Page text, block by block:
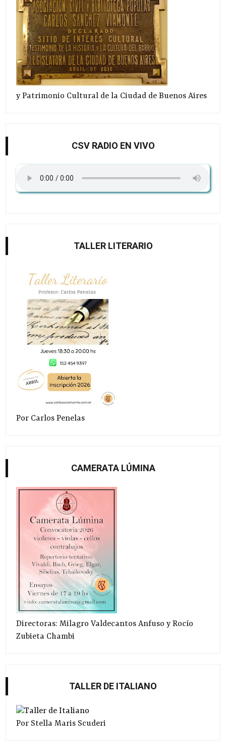
y Patrimonio Cultural de la Ciudad de Buenos Aires
CSV RADIO EN VIVO
TALLER LITERARIO
Por Carlos Penelas
CAMERATA LÚMINA
Directoras: Milagro Valdecantos Anfuso y Rocío
Zubieta Chambi
TALLER DE ITALIANO
Por Stella Maris Scuderi